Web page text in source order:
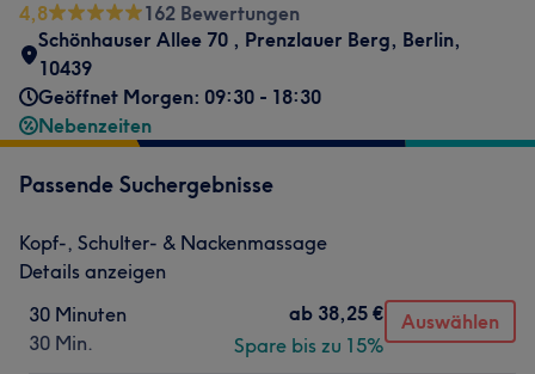
4,8
162 Bewertungen
Schönhauser Allee 70 , Prenzlauer Berg, Berlin,
10439
Geöffnet Morgen: 09:30 - 18:30
Nebenzeiten
Passende Suchergebnisse
Kopf-, Schulter- & Nackenmassage
Details anzeigen
30 Minuten
30 Min.
ab 38,25 €
Spare bis zu 15%
Auswählen